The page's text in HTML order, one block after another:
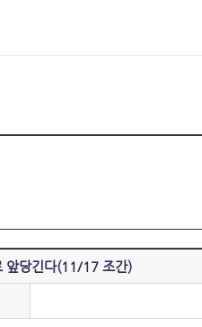
앞당긴다(11/17 조간)